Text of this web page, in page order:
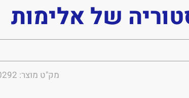
של אלימות
מק"ט מוצר: 003200220292